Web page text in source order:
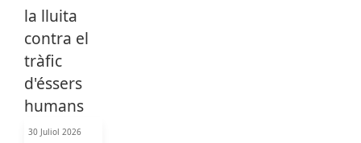
30 Juliol 2026